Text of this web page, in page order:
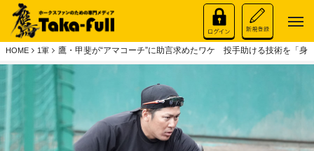
HOME 1軍 鷹・甲斐が“アマコーチ”に助言求めたワケ 投手助ける技術を「身